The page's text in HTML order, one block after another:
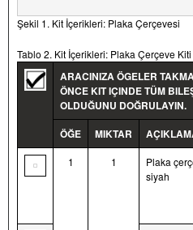
Şekil 1. Kit İçerikleri: Plaka Çerçevesi
Tablo 2. Kit İçerikleri: Plaka Çerçeve Kiti
ARACINIZA ÖGELER
ÖNCE KIT IÇINDE TÜM
OLDUĞUNU DOĞRULAYIN.
ÖĞE
MIKTAR
1 1
Plaka
siyah